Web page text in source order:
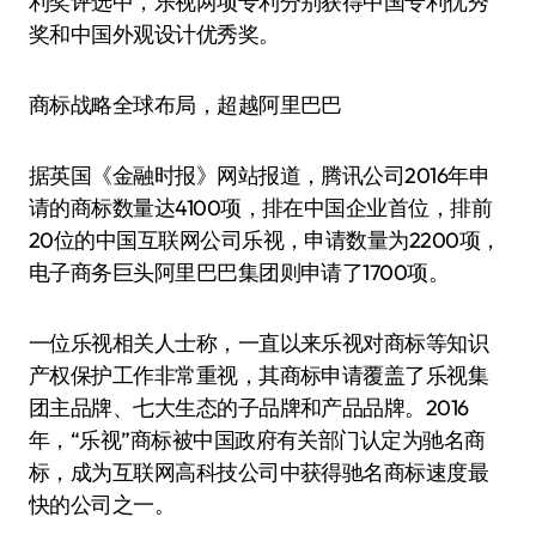
奖和中国外观设计优秀奖。
商标战略全球布局，超越阿里巴巴
据英国《金融时报》网站报道，腾讯公司2016年申
请的商标数量达4100项，排在中国企业首位，排前
20位的中国互联网公司乐视，申请数量为2200项，
电子商务巨头阿里巴巴集团则申请了1700项。
一位乐视相关人士称，一直以来乐视对商标等知识
产权保护工作非常重视，其商标申请覆盖了乐视集
团主品牌、七大生态的子品牌和产品品牌。2016
年，“乐视”商标被中国政府有关部门认定为驰名商
标，成为互联网高科技公司中获得驰名商标速度最
快的公司之一。